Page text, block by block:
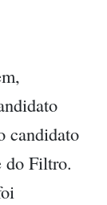
candidato
do Filtro.